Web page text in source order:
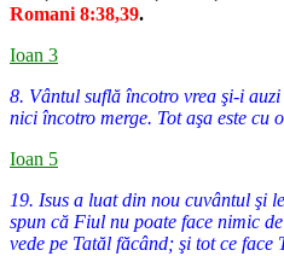
Romani 8:38,39.
Ioan 3
8. Vântul suflă încotro vrea şi-i
nici încotro merge. Tot aşa este cu
Ioan 5
19. Isus a luat din nou cuvântul şi
spun că Fiul nu poate face nimic
vede pe Tatăl făcând; şi tot ce